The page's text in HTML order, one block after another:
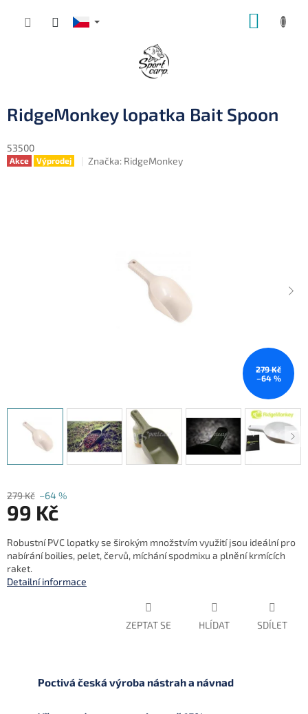
RidgeMonkey lopatka Bait Spoon
53500
Akce Výprodej Značka: RidgeMonkey
279 Kč
–64 %
279 Kč –64 %
99 Kč
cena:
Robustní PVC lopatky se širokým množstvím využití jsou ideální pro
nabírání boilies, pelet, červů, míchání spodmixu a plnění krmících
raket.
Detailní informace
ZEPTAT SE HLÍDAT SDÍLET
Poctivá česká výroba nástrah a návnad